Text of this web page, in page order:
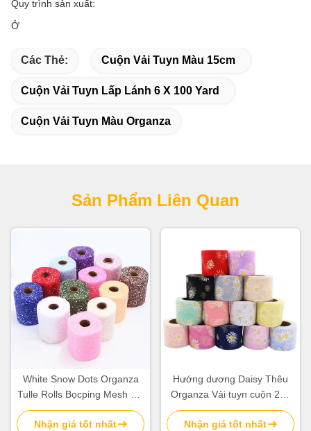
Quy trình sản xuất:
Ở
Các Thẻ: Cuộn Vải Tuyn Màu 15cm
Cuộn Vải Tuyn Lấp Lánh 6 X 100 Yard
Cuộn Vải Tuyn Màu Organza
Sản Phẩm Liên Quan
White Snow Dots Organza
Tulle Rolls Bọcping Mesh Vải
15cm X 5 Yards
Nhận giá tốt nhất
Hướng dương Daisy Thêu
Organza Vải tuyn cuộn 20d
Đồ thủ công trang trí
Nhận giá tốt nhất